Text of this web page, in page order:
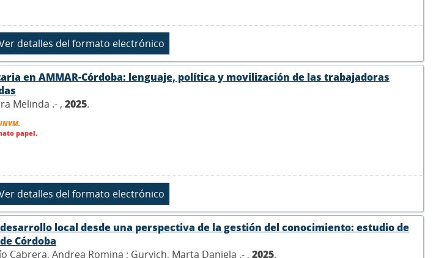
en AMMAR-Córdoba: lenguaje, política y movilización de las trabajadoras
Melinda .- , 2025.
papel.
local desde una perspectiva de la gestión del conocimiento: estudio de
Córdoba
Cabrera, Andrea Romina ; Gurvich, Marta Daniela .- , 2025.